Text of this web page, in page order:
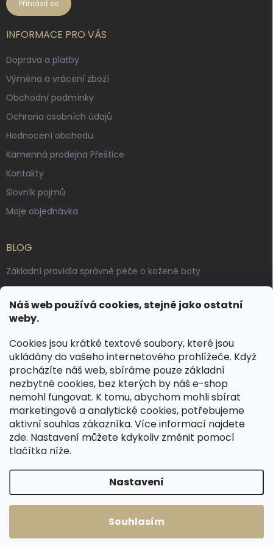
Náš web používá cookies, stejně jako ostatní
weby.
Cookies jsou krátké textové soubory, které jsou
ukládány do vašeho internetového prohlížeče. Když
procházíte náš web, sbíráme pouze základní
nezbytné cookies, bez kterých by náš e-shop
nemohl fungovat. K tomu, abychom mohli sbírat
marketingové a analytické cookies, potřebujeme
aktivní souhlas zákazníka. Více informací najdete
zde. Nastavení můžete kdykoliv změnit pomocí
tlačítka níže.
Nastavení
Souhlasím
Přihlásit se
INFORMACE PRO VÁS
Doprava a platby
Výměna a vrácení zboží
Obchodní podmínky
Ochrana osobních údajů
Hodnocení obchodu
Kamenná prodejna Přeštice
Kontakty
Slovník pojmů
Moje objednávka
BLOG
Základní pravidla správné péče o kožené boty
Výroba českých kožených opasků: vůně pravé kůže, dotek
řemesla
KONTAKT
dotazy@spongr.cz
+420 776 663 962
https://www.facebook.com/spongr.cz
spongr.cz
Špongr.cz . Všechna práva vyhrazena.